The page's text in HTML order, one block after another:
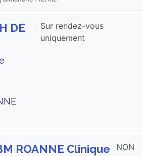
DE
Sur rendez-vous
uniquement
ROANNE Clinique
NON